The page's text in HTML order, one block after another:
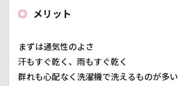
メリット
まずは通気性のよさ
汗もすぐ乾く、雨もすぐ乾く
群れも心配なく洗濯機で洗えるものが多い